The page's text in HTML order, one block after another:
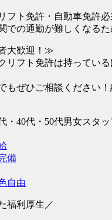
フト免許・自動車免許
での通勤が難しくなるた
大歓迎！≫
リフト免許は持ってい
もぜひご相談ください
・40代・50代男女スタッ
備
自由
福利厚生／